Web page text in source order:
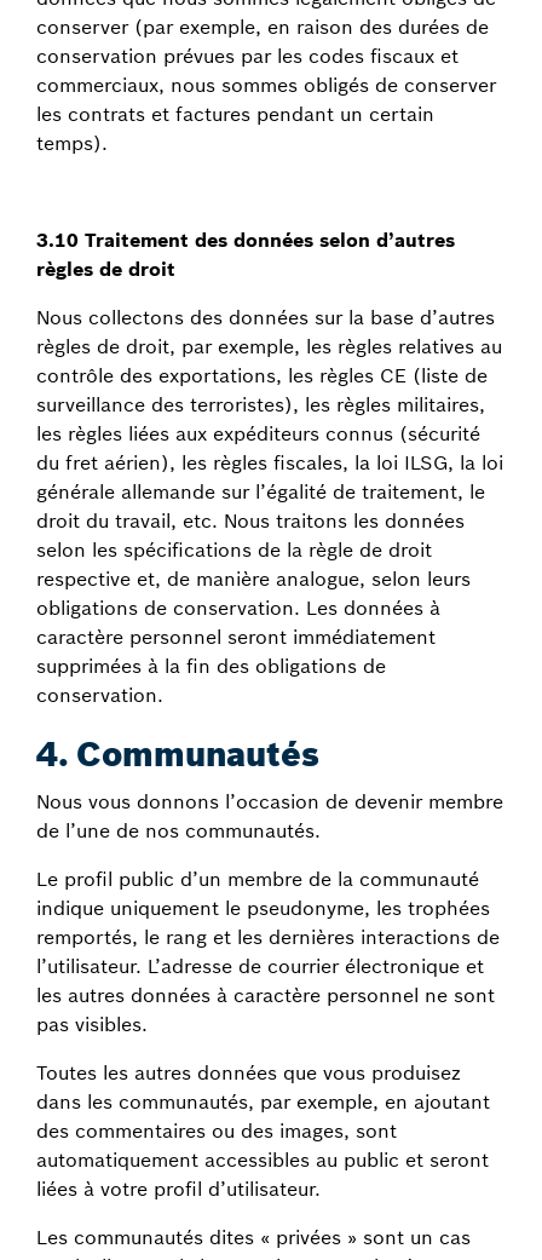
conserver (par exemple, en raison des durées de
conservation prévues par les codes fiscaux et
commerciaux, nous sommes obligés de conserver
les contrats et factures pendant un certain
temps).
3.10 Traitement des données selon d’autres
règles de droit
Nous collectons des données sur la base d’autres
règles de droit, par exemple, les règles relatives au
contrôle des exportations, les règles CE (liste de
surveillance des terroristes), les règles militaires,
les règles liées aux expéditeurs connus (sécurité
du fret aérien), les règles fiscales, la loi ILSG, la loi
générale allemande sur l’égalité de traitement, le
droit du travail, etc. Nous traitons les données
selon les spécifications de la règle de droit
respective et, de manière analogue, selon leurs
obligations de conservation. Les données à
caractère personnel seront immédiatement
supprimées à la fin des obligations de
conservation.
4. Communautés
Nous vous donnons l’occasion de devenir membre
de l’une de nos communautés.
Le profil public d’un membre de la communauté
indique uniquement le pseudonyme, les trophées
remportés, le rang et les dernières interactions de
l’utilisateur. L’adresse de courrier électronique et
les autres données à caractère personnel ne sont
pas visibles.
Toutes les autres données que vous produisez
dans les communautés, par exemple, en ajoutant
des commentaires ou des images, sont
automatiquement accessibles au public et seront
liées à votre profil d’utilisateur.
Les communautés dites « privées » sont un cas